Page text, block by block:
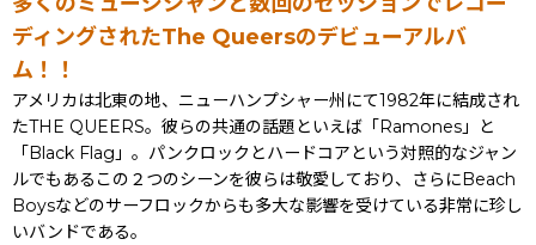
ディングされたThe Queersのデビューアルバ
ム！！
アメリカは北東の地、ニューハンプシャー州にて1982年に結成され
たTHE QUEERS。彼らの共通の話題といえば「Ramones」と
「Black Flag」。パンクロックとハードコアという対照的なジャン
ルでもあるこの２つのシーンを彼らは敬愛しており、さらにBeach
Boysなどのサーフロックからも多大な影響を受けている非常に珍し
いバンドである。